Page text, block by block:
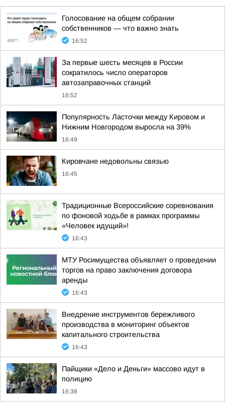
Голосование на общем собрании
собственников — что важно знать
16:52
За первые шесть месяцев в России
сократилось число операторов
автозаправочных станций
16:52
Популярность Ласточки между Кировом и
Нижним Новгородом выросла на 39%
16:49
Кировчане недовольны связью
16:45
Традиционные Всероссийские соревнования
по фоновой ходьбе в рамках программы
«Человек идущий»!
16:43
МТУ Росимущества объявляет о проведении
торгов на право заключения договора
аренды
16:43
Внедрение инструментов бережливого
производства в мониторинг объектов
капитального строительства
16:43
Пайщики «Дело и Деньги» массово идут в
полицию
16:38